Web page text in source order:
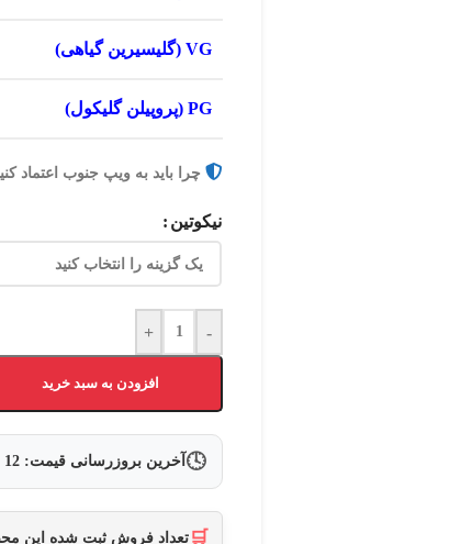
VG (گلیسیرین گیاهی)
PG (پروپیلن گلیکول)
چرا باید به ویپ جنوب اعتماد
نیکوتین
-
+
افزودن به سبد خرید
🕓 آخرین بروزرسانی قیمت: 12 مرداد 1405
🛒 تعداد فروش ثبت شده این